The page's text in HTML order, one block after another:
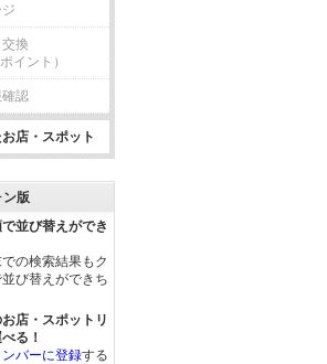
換
イント）
認
店・スポット
ン版
並び替えができ
の検索結果もク
び替えができち
店・スポットリ
る！
バーに登録する